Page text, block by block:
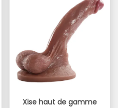
Xise haut de gamme